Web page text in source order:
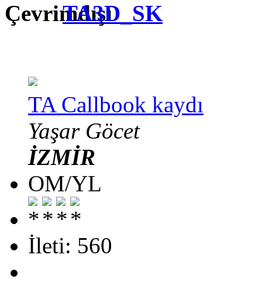
TA3D_SK
TA Callbook kaydı
Yaşar Göcet
İZMİR
OM/YL
İleti: 560